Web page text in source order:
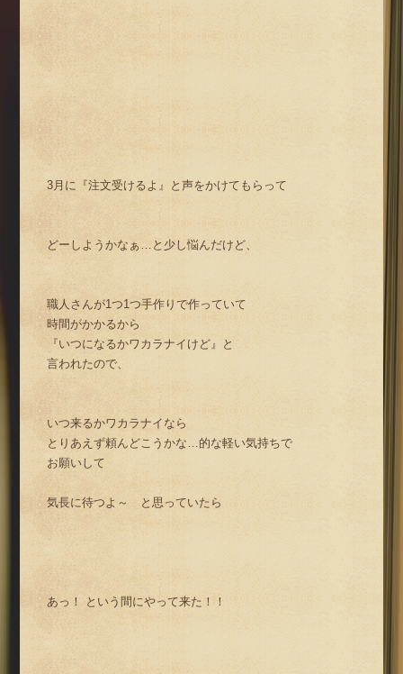
3月に『注文受けるよ』と声をかけてもらって
どーしようかなぁ…と少し悩んだけど、
職人さんが1つ1つ手作りで作っていて
時間がかかるから
『いつになるかワカラナイけど』と
言われたので、
いつ来るかワカラナイなら
とりあえず頼んどこうかな…的な軽い気持ちで
お願いして
気長に待つよ～ と思っていたら
あっ！ という間にやって来た！！